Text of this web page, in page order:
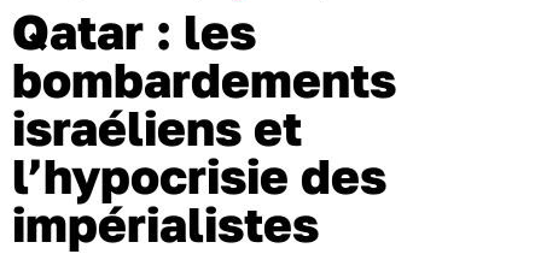
Qatar : les
bombardements
israéliens et
l’hypocrisie des
impérialistes